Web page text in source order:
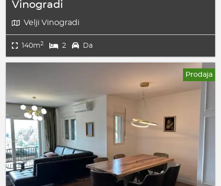
Vinogradi
Velji Vinogradi
140m2 2 Da
Prodaja